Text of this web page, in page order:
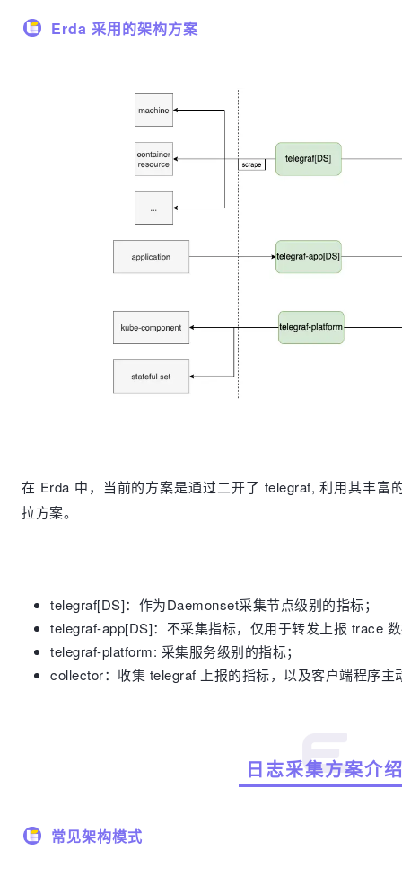
Erda 采用的架构方案
在 Erda 中，当前的方案是通过二开了 telegraf, 利用其丰富
拉方案。
telegraf[DS]：作为Daemonset采集节点级别的指标；
telegraf-app[DS]：不采集指标，仅用于转发上报 trace
telegraf-platform: 采集服务级别的指标；
collector：收集 telegraf 上报的指标，以及客户端程序主
日志采集方案介
常见架构模式